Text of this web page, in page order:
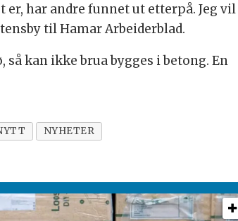
har andre funnet ut etterpå. Jeg vil
til Hamar Arbeiderblad.
kan ikke brua bygges i betong. En
NYHETER